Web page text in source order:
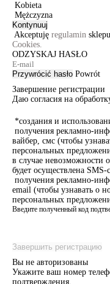
Kobieta
Mężczyzna
Kontynuuj
Akceptuję regulamin
Cookies.
ODZYSKAJ HASŁO
Przywrócić hasło Powrót
Завершение регистрации
Даю согласия на
*создания и
получения рекламно-
вайбер, смс (чтобы
персональных
в случае невозможности
будет осуществлена
получения рекламно-
email (чтобы узнавать о
персональных
Введите полученный код
Завершить регистрацию
Вы не авторизованы
Укажите ваш номер
подтверждения.